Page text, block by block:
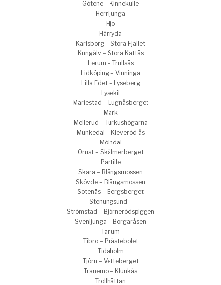
Götene – Kinnekulle
Herrljunga
Hjo
Härryda
Karlsborg – Stora Fjället
Kungälv – Stora Kattås
Lerum – Trullsås
Lidköping – Vinninga
Lilla Edet – Lyseberg
Lysekil
Mariestad – Lugnåsberget
Mark
Mellerud – Turkushögarna
Munkedal – Kleveröd ås
Mölndal
Orust – Skälmerberget
Partille
Skara – Blängsmossen
Skövde – Blängsmossen
Sotenäs – Bergsberget
Stenungsund –
Strömstad – Björnerödspiggen
Svenljunga – Borgaråsen
Tanum
Tibro – Prästebolet
Tidaholm
Tjörn – Vetteberget
Tranemo – Klunkås
Trollhättan